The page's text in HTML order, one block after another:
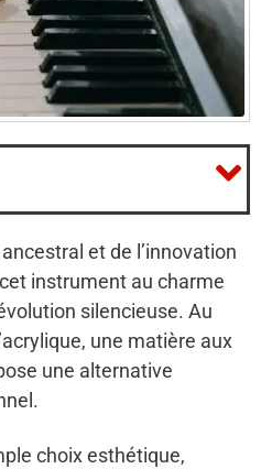
et de l’innovation
instrument au charme
silencieuse. Au
une matière aux
une alternative
choix esthétique,